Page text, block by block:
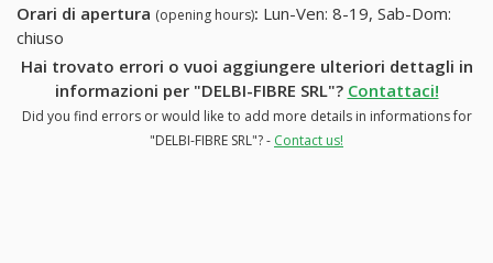
Orari di apertura (opening hours): Lun-Ven: 8-19, Sab-Dom:
chiuso
Hai trovato errori o vuoi aggiungere ulteriori dettagli in
informazioni per "DELBI-FIBRE SRL"? Contattaci!
Did you find errors or would like to add more details in informations for
"DELBI-FIBRE SRL"? - Contact us!